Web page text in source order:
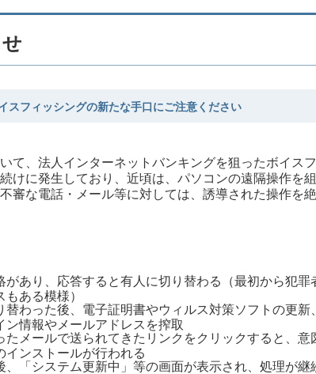
スフィッシングの新たな手口にご注意ください
て、法人インターネットバンキングを狙ったボイス
けに発生しており、近頃は、パソコンの遠隔操作を
審な電話・メール等に対しては、誘導された操作を
があり、応答すると有人に切り替わる（最初から犯罪
もある模様）
替わった後、電子証明書やウィルス対策ソフトの更新
ン情報やメールアドレスを搾取
たメールで送られてきたリンクをクリックすると、意
インストールが行われる
、「システム更新中」等の画面が表示され、処理が継